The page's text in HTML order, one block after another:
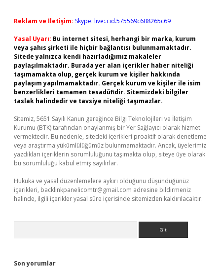
Reklam ve İletişim: Skype: live:.cid.575569c608265c69
Yasal Uyarı: Bu internet sitesi, herhangi bir marka, kurum
veya şahıs şirketi ile hiçbir bağlantısı bulunmamaktadır.
Sitede yalnızca kendi hazırladığımız makaleler
paylaşılmaktadır. Burada yer alan içerikler haber niteliği
taşımamakta olup, gerçek kurum ve kişiler hakkında
paylaşım yapılmamaktadır. Gerçek kurum ve kişiler ile isim
benzerlikleri tamamen tesadüfidir. Sitemizdeki bilgiler
taslak halindedir ve tavsiye niteliği taşımazlar.
Sitemiz, 5651 Sayılı Kanun gereğince Bilgi Teknolojileri ve İletişim
Kurumu (BTK) tarafından onaylanmış bir Yer Sağlayıcı olarak hizmet
vermektedir. Bu nedenle, sitedeki içerikleri proaktif olarak denetleme
veya araştırma yükümlülüğümüz bulunmamaktadır. Ancak, üyelerimiz
yazdıkları içeriklerin sorumluluğunu taşımakta olup, siteye üye olarak
bu sorumluluğu kabul etmiş sayılırlar.
Hukuka ve yasal düzenlemelere aykırı olduğunu düşündüğünüz
içerikleri, backlinkpanelicomtr@gmail.com adresine bildirmeniz
halinde, ilgili içerikler yasal süre içerisinde sitemizden kaldırılacaktır.
Son yorumlar